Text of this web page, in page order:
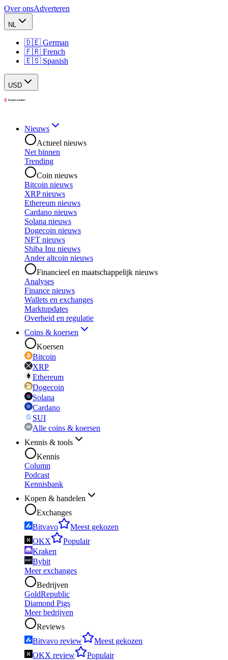
Over onsAdverteren
NL
🇩🇪 German
🇫🇷 French
🇪🇸 Spanish
USD
Nieuws
Actueel nieuws
Net binnen
Trending
Coin nieuws
Bitcoin nieuws
XRP nieuws
Ethereum nieuws
Cardano nieuws
Solana nieuws
Dogecoin nieuws
NFT nieuws
Shiba Inu nieuws
Ander altcoin nieuws
Financieel en maatschappelijk nieuws
Analyses
Finance nieuws
Wallets en exchanges
Marktupdates
Overheid en regulatie
Coins & koersen
Koersen
Bitcoin
XRP
Ethereum
Dogecoin
Solana
Cardano
SUI
Alle coins & koersen
Kennis & tools
Kennis
Column
Podcast
Kennisbank
Kopen & handelen
Exchanges
Bitvavo
Meest gekozen
OKX
Populair
Kraken
Bybit
Meer exchanges
Bedrijven
GoldRepublic
Diamond Pigs
Meer bedrijven
Reviews
Bitvavo review
Meest gekozen
OKX review
Populair